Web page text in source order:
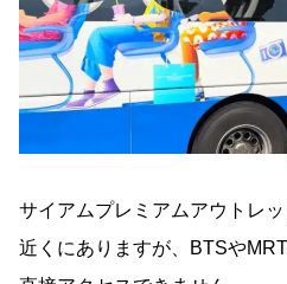
サイアムプレミアムアウトレ
近くにありますが、BTSや